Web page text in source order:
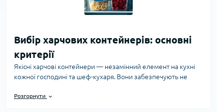
Вибір харчових контейнерів: основні
критерії
Якісні харчові контейнери — незамінний елемент на кухні
кожної господині та шеф-кухаря. Вони забезпечують не
зберегти їхню свіжість, смакові якості та корисні властивості.
Розгорнути